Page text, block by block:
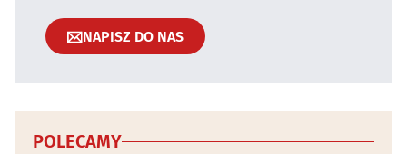
NAPISZ DO NAS
POLECAMY